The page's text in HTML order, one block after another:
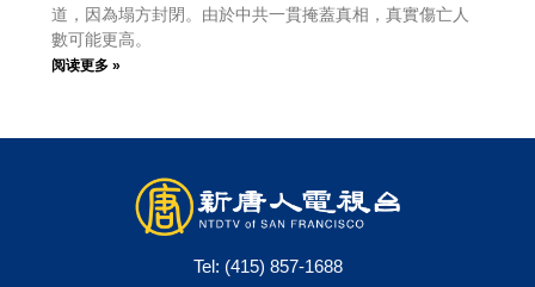
道，因為塌方封閉。由於中共一貫掩蓋真相，真實傷亡人
數可能更高。
阅读更多 »
Tel: (415) 857-1688